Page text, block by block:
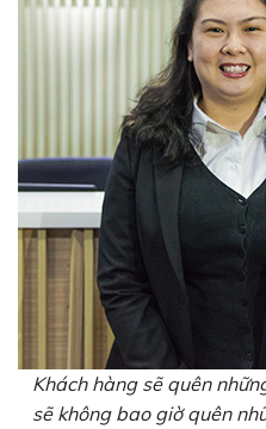
Khách hàng sẽ quên
sẽ không bao giờ quên